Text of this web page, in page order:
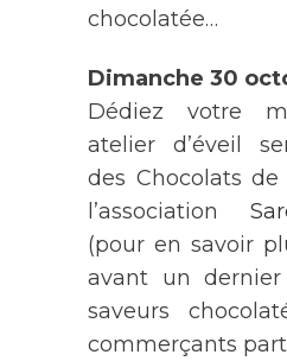
chocolatée…
Dimanche 30
Dédiez votre
atelier d’éveil
des Chocolats de
l’association
(pour en savoir
avant un
saveurs
commerçants